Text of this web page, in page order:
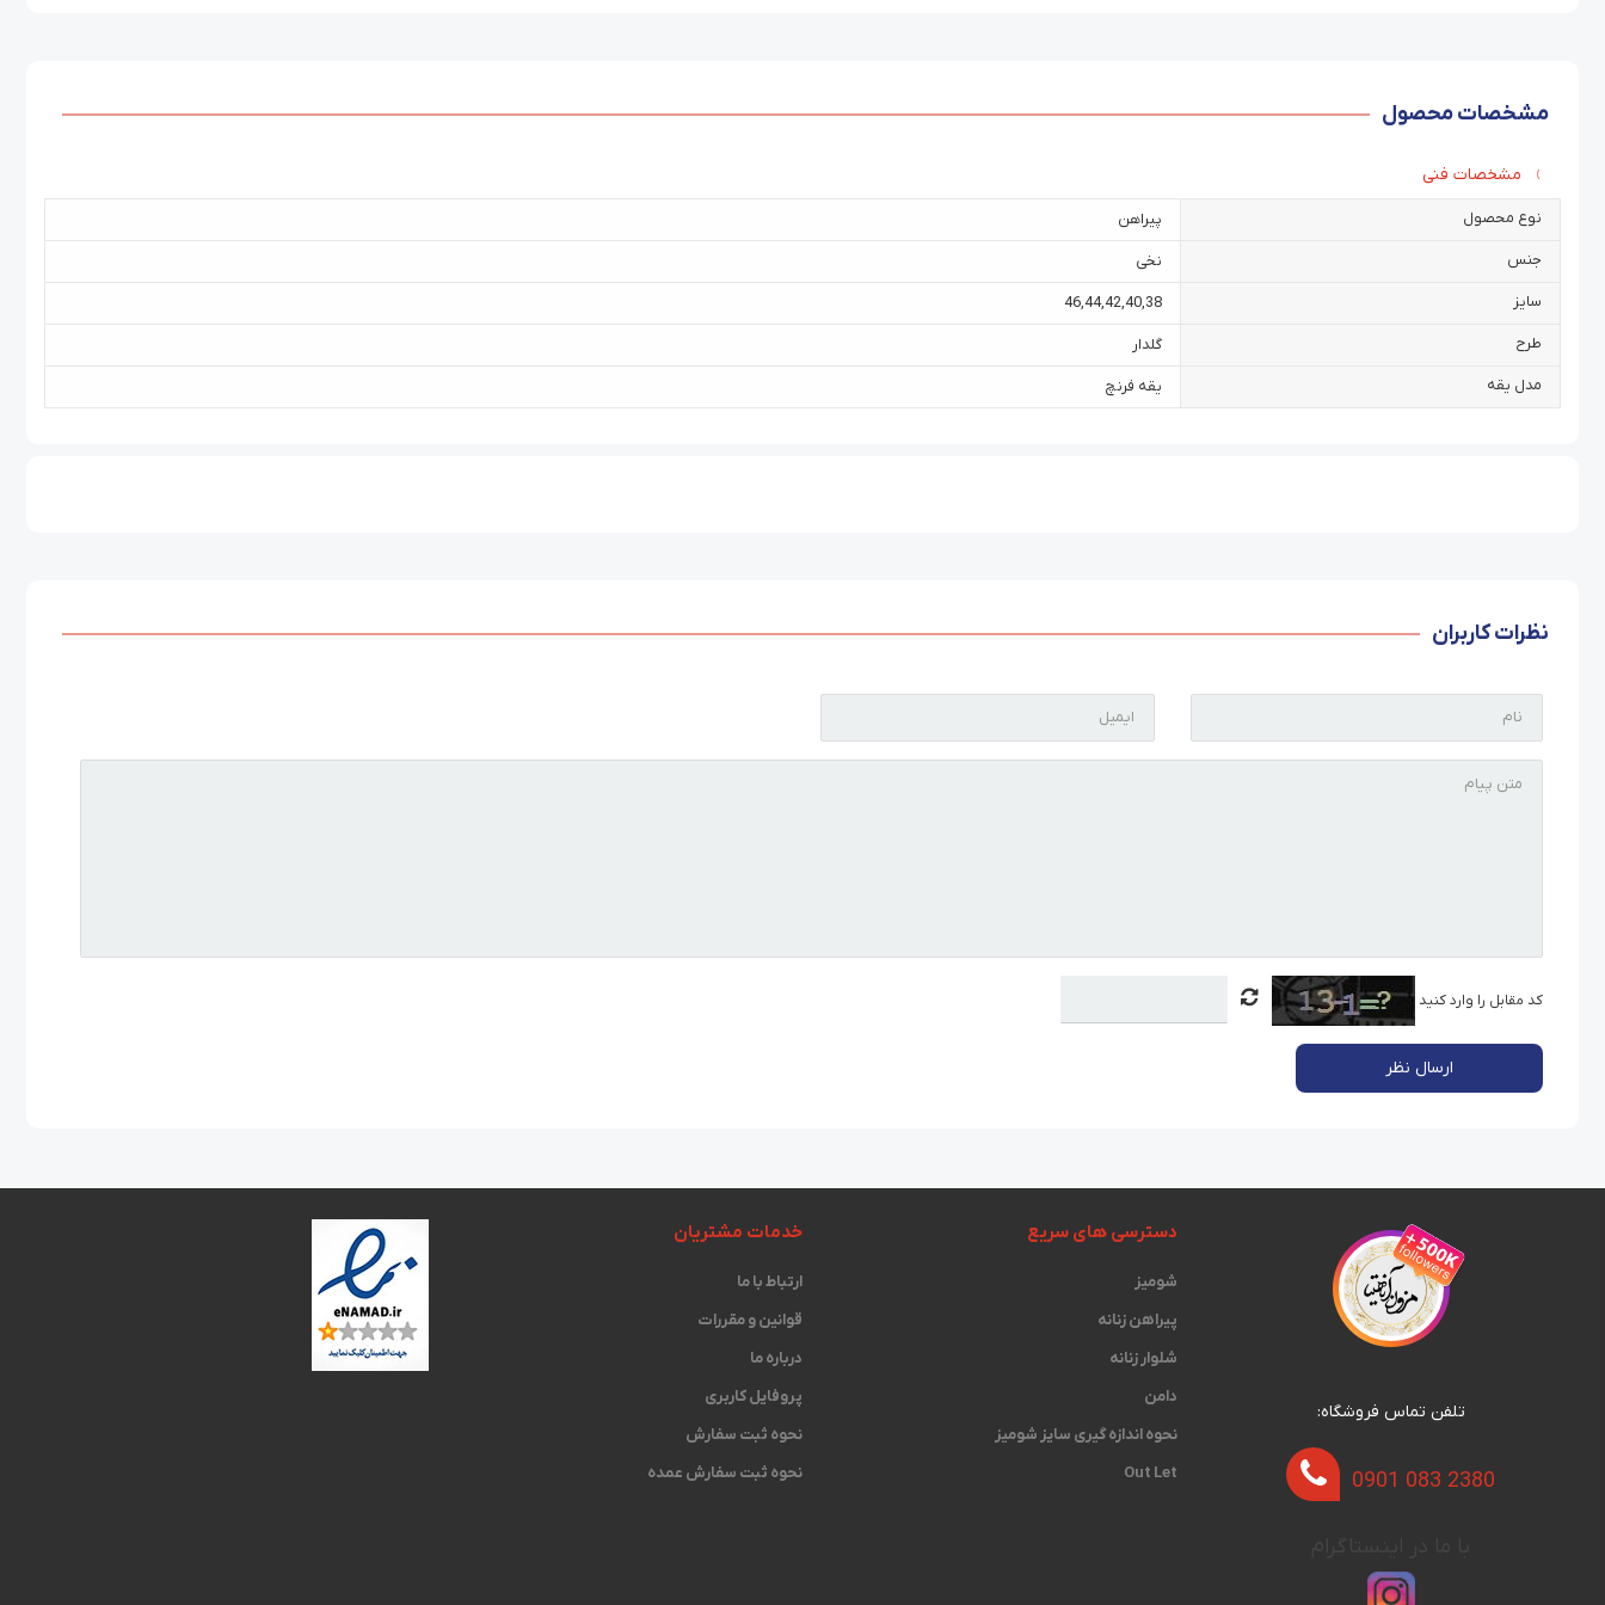
مشخصات محصول
مشخصات فنی
نوع محصول پیراهن
جنس نخی
سایز 38
,
40
,
42
,
44
,
46
طرح گلدار
مدل یقه یقه فرنچ
نظرات کاربران
کد مقابل را وارد کنید
ارسال نظر
تلفن تماس فروشگاه:
0901 083 2380
دسترسی های سریع
شومیز
پیراهن زنانه
شلوار زنانه
دامن
نحوه اندازه گیری ‫سایز شومیز
Out Let
خدمات مشتریان
ارتباط با ما
قوانین و مقررات
درباره ما
پروفایل کاربری
نحوه ثبت سفارش
نحوه ثبت سفارش عمده